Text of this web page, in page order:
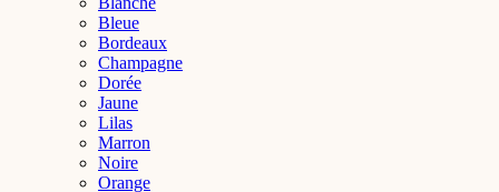
Bleue
Bordeaux
Champagne
Dorée
Jaune
Lilas
Marron
Noire
Orange